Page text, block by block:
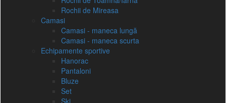
Rochii de Mireasa
Camasi
Camasi - maneca lungă
Camasi - maneca scurta
Echipamente sportive
Hanorac
Pantaloni
Bluze
Set
Ski